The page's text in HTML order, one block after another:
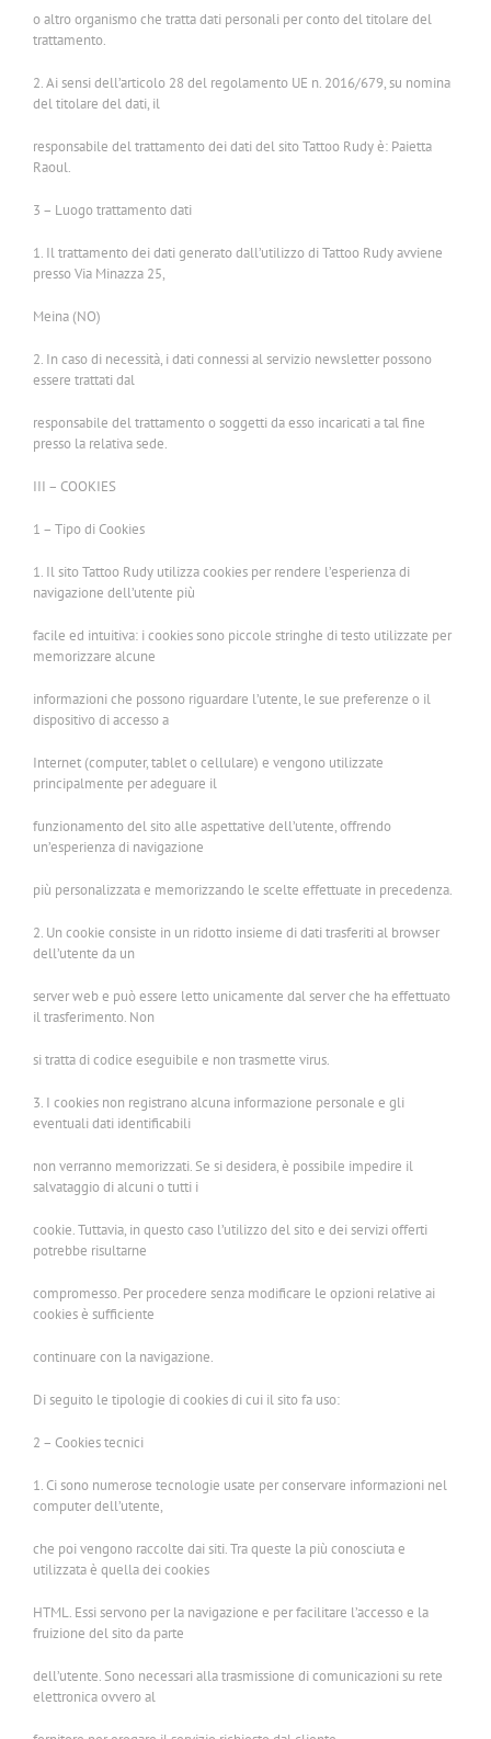
o altro organismo che tratta dati personali per conto del titolare del
trattamento.
2. Ai sensi dell’articolo 28 del regolamento UE n. 2016/679, su nomina
del titolare del dati, il
responsabile del trattamento dei dati del sito Tattoo Rudy è: Paietta
Raoul.
3 – Luogo trattamento dati
1. Il trattamento dei dati generato dall’utilizzo di Tattoo Rudy avviene
presso Via Minazza 25,
Meina (NO)
2. In caso di necessità, i dati connessi al servizio newsletter possono
essere trattati dal
responsabile del trattamento o soggetti da esso incaricati a tal fine
presso la relativa sede.
III – COOKIES
1 – Tipo di Cookies
1. Il sito Tattoo Rudy utilizza cookies per rendere l’esperienza di
navigazione dell’utente più
facile ed intuitiva: i cookies sono piccole stringhe di testo utilizzate per
memorizzare alcune
informazioni che possono riguardare l’utente, le sue preferenze o il
dispositivo di accesso a
Internet (computer, tablet o cellulare) e vengono utilizzate
principalmente per adeguare il
funzionamento del sito alle aspettative dell’utente, offrendo
un’esperienza di navigazione
più personalizzata e memorizzando le scelte effettuate in precedenza.
2. Un cookie consiste in un ridotto insieme di dati trasferiti al browser
dell’utente da un
server web e può essere letto unicamente dal server che ha effettuato
il trasferimento. Non
si tratta di codice eseguibile e non trasmette virus.
3. I cookies non registrano alcuna informazione personale e gli
eventuali dati identificabili
non verranno memorizzati. Se si desidera, è possibile impedire il
salvataggio di alcuni o tutti i
cookie. Tuttavia, in questo caso l’utilizzo del sito e dei servizi offerti
potrebbe risultarne
compromesso. Per procedere senza modificare le opzioni relative ai
cookies è sufficiente
continuare con la navigazione.
Di seguito le tipologie di cookies di cui il sito fa uso:
2 – Cookies tecnici
1. Ci sono numerose tecnologie usate per conservare informazioni nel
computer dell’utente,
che poi vengono raccolte dai siti. Tra queste la più conosciuta e
utilizzata è quella dei cookies
HTML. Essi servono per la navigazione e per facilitare l’accesso e la
fruizione del sito da parte
dell’utente. Sono necessari alla trasmissione di comunicazioni su rete
elettronica ovvero al